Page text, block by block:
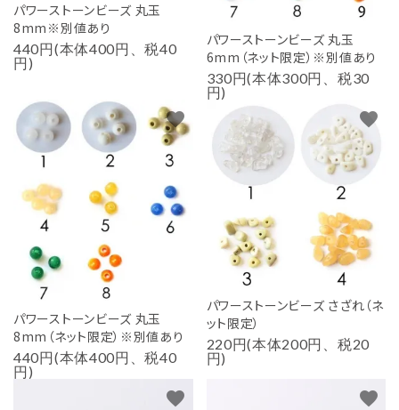
パワーストーンビーズ 丸玉
8mm※別値あり
440円(本体400円、税40
円)
パワーストーンビーズ 丸玉
6mm（ネット限定）※別値あり
330円(本体300円、税30
円)
パワーストーンビーズ 丸玉
8mm（ネット限定）※別値あり
440円(本体400円、税40
円)
favorite
パワーストーンビーズ さざれ（ネ
ット限定）
220円(本体200円、税20
円)
favorite
favorite favorite